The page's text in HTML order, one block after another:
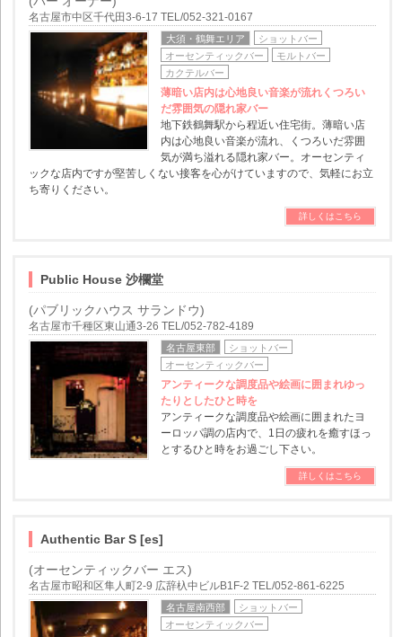
名古屋市中区千代田3-6-17 TEL/052-321-0167
大須・鶴舞エリア
ショットバー
オーセンティックバー
モルトバー
カクテルバー
薄暗い店内は心地良い音楽が流れくつろい
だ雰囲気の隠れ家バー
地下鉄鶴舞駅から程近い住宅街。薄暗い店
内は心地良い音楽が流れ、くつろいだ雰囲
気が満ち溢れる隠れ家バー。オーセンティ
ックな店内ですが堅苦しくない接客を心がけていますので、気軽にお立
ち寄りください。
詳しくはこちら
Public House 沙欄堂
(パブリックハウス サランドウ)
名古屋市千種区東山通3-26 TEL/052-782-4189
名古屋東部
ショットバー
オーセンティックバー
アンティークな調度品や絵画に囲まれゆっ
たりとしたひと時を
アンティークな調度品や絵画に囲まれたヨ
ーロッパ調の店内で、1日の疲れを癒すほっ
とするひと時をお過ごし下さい。
詳しくはこちら
Authentic Bar S [es]
(オーセンティックバー エス)
名古屋市昭和区隼人町2-9 広辞杁中ビルB1F-2 TEL/052-861-6225
名古屋南西部
ショットバー
オーセンティックバー